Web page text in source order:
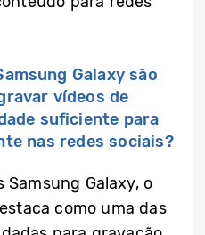
Galaxy são
vídeos de
suficiente para
nas redes sociais?
Galaxy, o
como uma das